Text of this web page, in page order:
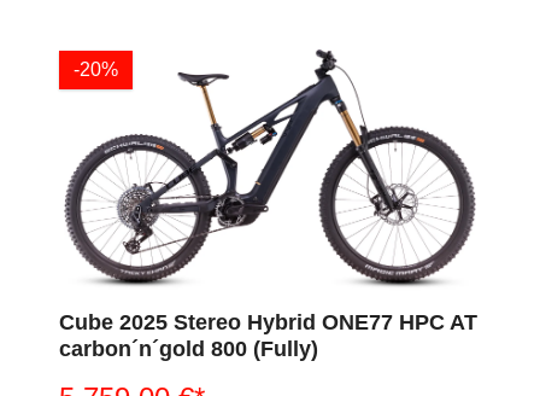
-20%
Cube 2025 Stereo Hybrid ONE77 HPC AT
carbon´n´gold 800 (Fully)